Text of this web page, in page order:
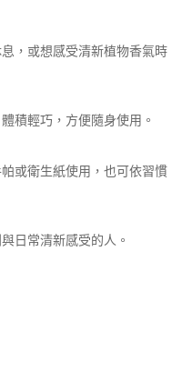
，或想感受清新植物香氣時
積輕巧，方便隨身使用。
或衛生紙使用，也可依習慣
日常清新感受的人。